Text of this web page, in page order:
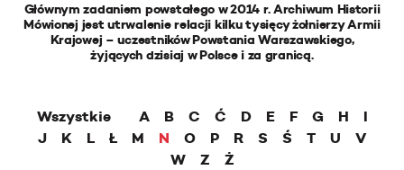
Głównym zadaniem powstałego w 2014 r. Archiwum Historii
Mówionej jest utrwalenie relacji kilku tysięcy żołnierzy Armii
Krajowej – uczestników Powstania Warszawskiego,
żyjących dzisiaj w Polsce i za granicą.
Wszystkie A B C Ć D E F G H
I
J
K L Ł M N O P R S Ś T U
V
W
Z
Ż